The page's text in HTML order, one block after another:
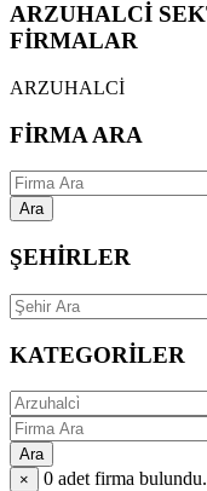
ARZUHALCİ
FİRMALAR
ARZUHALCİ
FİRMA ARA
Ara
ŞEHİRLER
KATEGORİLER
Ara
×
0 adet firma bulundu.